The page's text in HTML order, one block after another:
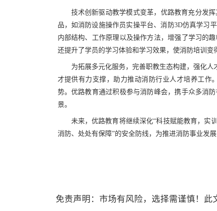
技术创新驱动教学模式变革，优路教育充分发
品，如消防设施操作员实操平台、消防3D仿真学习
内部结构、工作原理以及操作方法，增强了学习的
还提升了学员的学习体验和学习效果，使消防培训变
为拓展多元化服务，完善职教生态构建，强化人
才提供有力支撑，助力推动消防行业人才培养工作
势。优路教育通过积极参与消防峰会，携手众多消
景。
未来， 优路教育将继续深化“科技赋能教育，实
消防、处处有保障”的安全防线，为推进消防事业发
免责声明：市场有风险，选择需谨慎！